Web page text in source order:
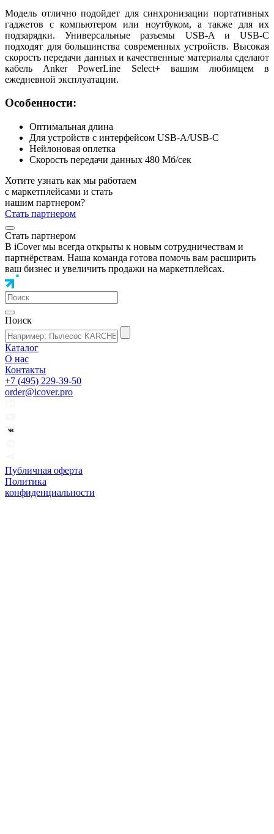
Модель отлично подойдет для синхронизации портативных
гаджетов с компьютером или ноутбуком, а также для их
подзарядки. Универсальные разъемы USB-A и USB-C
подходят для большинства современных устройств. Высокая
скорость передачи данных и качественные материалы сделают
кабель Anker PowerLine Select+ вашим любимцем в
ежедневной эксплуатации.
Особенности:
Оптимальная длина
Для устройств с интерфейсом USB-A/USB-C
Нейлоновая оплетка
Скорость передачи данных 480 Мб/сек
Хотите узнать как мы работаем
с маркетплейсами и стать
нашим партнером?
Стать партнером
Стать партнером
В iCover мы всегда открыты к новым сотрудничествам и
партнёрствам. Наша команда готова помочь вам расширить
ваш бизнес и увеличить продажи на маркетплейсах.
Поиск
Каталог
О нас
Контакты
+7 (495) 229-39-50
order@icover.pro
Публичная оферта
Политика
конфиденциальности